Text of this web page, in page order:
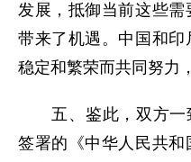
发展，抵御当前这些
带来了机遇。中国和印
稳定和繁荣而共同努力
五、鉴此，双方一
签署的《中华人民共